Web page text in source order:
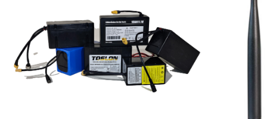
BaitStar Xpert & Compact
maximale controle, veiligheid en gebruiksgem
🔥Bestel vandaag nog en ervaar het gemak van
automatische en betrouwbare navigatie met je
BaitStar Xpert of Compact!🔥